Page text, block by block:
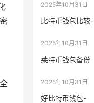
2025年10月31日
比特币钱包比较-
2025年10月31日
莱特币钱包备份
2025年10月31日
好比特币钱包-